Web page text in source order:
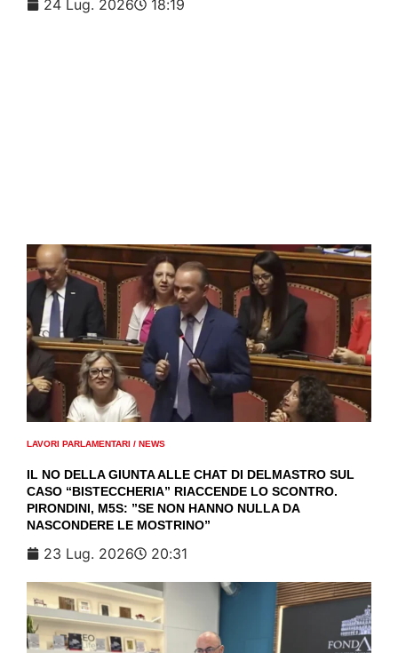
24 Lug. 2026 18:19
LAVORI PARLAMENTARI / NEWS
IL NO DELLA GIUNTA ALLE CHAT DI DELMASTRO SUL
CASO “BISTECCHERIA” RIACCENDE LO SCONTRO.
PIRONDINI, M5S: ”SE NON HANNO NULLA DA
NASCONDERE LE MOSTRINO”
23 Lug. 2026 20:31